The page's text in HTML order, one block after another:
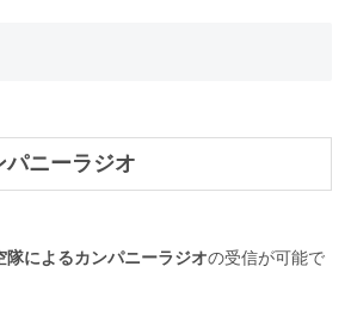
ニーラジオ
隊によるカンパニーラジオの受信が可能で